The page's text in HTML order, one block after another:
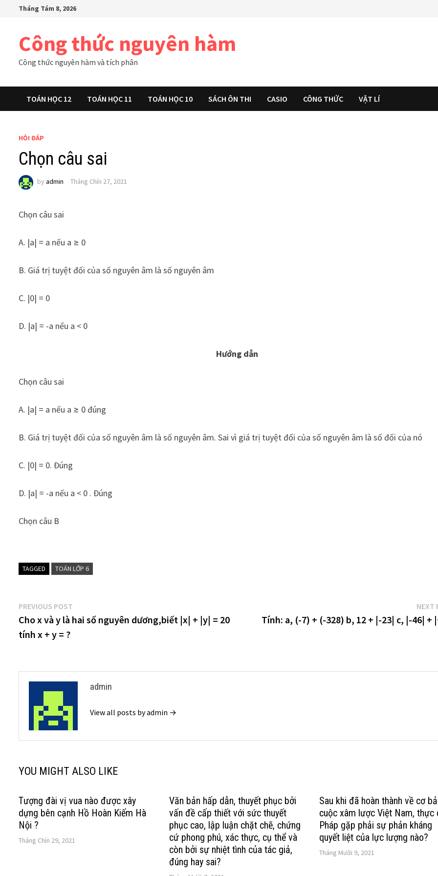
Tháng Tám 8, 2026
Công thức nguyên hàm
Công thức nguyên hàm và tích phân
TOÁN HỌC 12 TOÁN HỌC 11 TOÁN HỌC 10 SÁCH ÔN THI CASIO CÔNG THỨC VẬT LÍ
HỎI ĐÁP
Chọn câu sai
byadmin Tháng Chín 27, 2021
Chọn câu sai
A. |a| = a nếu a ≥ 0
B. Giá trị tuyệt đối của số nguyên âm là số nguyên âm
C. |0| = 0
D. |a| = -a nếu a < 0
Hướng dẫn
Chọn câu sai
A. |a| = a nếu a ≥ 0 đúng
B. Giá trị tuyệt đối của số nguyên âm là số nguyên âm. Sai vì giá trị tuyệt đối của số nguyên âm là số đối của nó
C. |0| = 0. Đúng
D. |a| = -a nếu a < 0 . Đúng
Chọn câu B
TAGGED TOÁN LỚP 6
Điều
hướng
PREVIOUS POST
post:
Cho x và y là hai số nguyên dương,biết |x| + |y| = 20
tính x + y = ?
NEXT
Tính: a, (-7) + (-328) b, 12 + |-23| c, |-46| +
admin
View all posts by admin →
YOU MIGHT ALSO LIKE
Tượng đài vị vua nào được xây
dựng bên cạnh Hồ Hoàn Kiếm Hà
Nội ?
Tháng Chín 29, 2021
Văn bản hấp dẫn, thuyết phục bởi
vấn đề cấp thiết với sức thuyết
phục cao, lập luận chặt chẽ, chứng
cứ phong phú, xác thực, cụ thể và
còn bởi sự nhiệt tình của tác giả,
đúng hay sai?
Sau khi đã hoàn thành về cơ
cuộc xâm lược Việt Nam, thực
Pháp gặp phải sự phản kháng
quyết liệt của lực lượng nào?
Tháng Mười 9, 2021